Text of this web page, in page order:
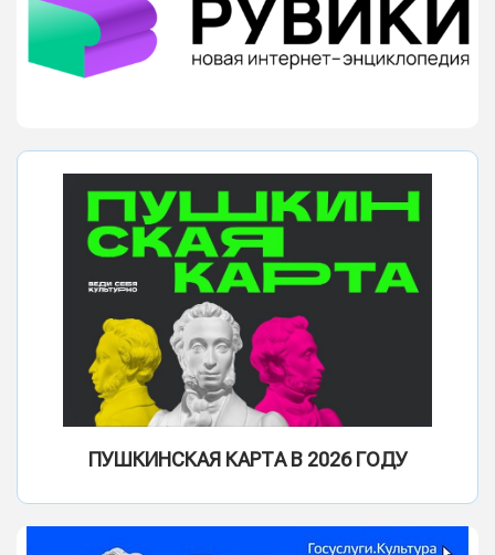
ПУШКИНСКАЯ КАРТА В 2026 ГОДУ